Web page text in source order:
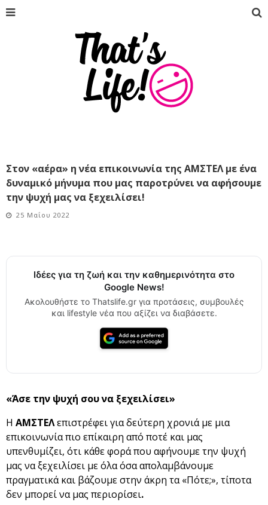
Στον «αέρα» η νέα επικοινωνία της ΑΜΣΤΕΛ με ένα
δυναμικό μήνυμα που μας παροτρύνει να αφήσουμε
την ψυχή μας να ξεχειλίσει!
25 Μαΐου 2022
Ιδέες για τη ζωή και την καθημερινότητα στο
Google News!
Ακολουθήστε το Thatslife.gr για προτάσεις, συμβουλές
και lifestyle νέα που αξίζει να διαβάσετε.
«Άσε την ψυχή σου να ξεχειλίσει»
Η ΑΜΣΤΕΛεπιστρέφει για δεύτερη χρονιά με μια
επικοινωνία πιο επίκαιρη από ποτέ και μας
υπενθυμίζει, ότι κάθε φορά που αφήνουμε την ψυχή
μας να ξεχειλίσει με όλα όσα απολαμβάνουμε
πραγματικά και βάζουμε στην άκρη τα «Πότε;», τίποτα
δεν μπορεί να μας περιορίσει.